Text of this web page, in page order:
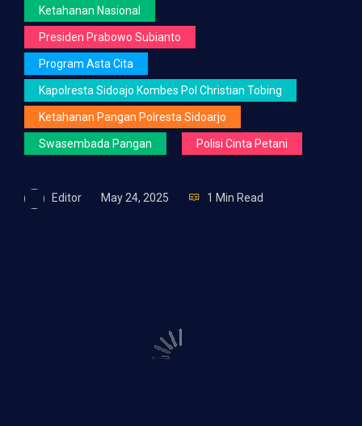
Ketahanan Nasional
Presiden Prabowo Subianto
Program Asta Cita
Kapolresta Sidoajo Kombes Pol Christian Tobing
Ketahanan Pangan Polresta Sidoarjo
Swasembada Pangan Polisi Cinta Petani
Editor May 24, 2025 1 Min Read